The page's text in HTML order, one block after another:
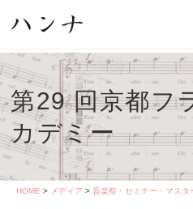
第29 回京都フ
カデミー
HOME > メディア > 音楽祭・セミナー・マスタ